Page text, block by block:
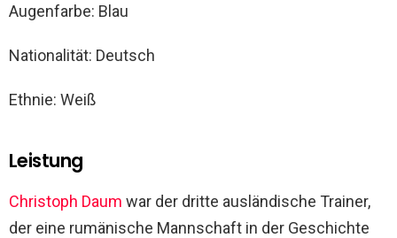
Augenfarbe: Blau
Nationalität: Deutsch
Ethnie: Weiß
Leistung
Christoph Daum war der dritte ausländische Trainer,
der eine rumänische Mannschaft in der Geschichte